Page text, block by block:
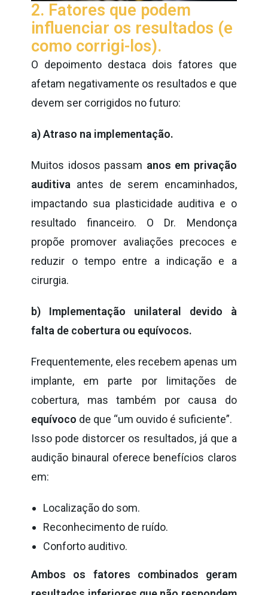
2. Fatores que podem
influenciar os resultados (e
como corrigi-los).
O depoimento destaca dois fatores que
afetam negativamente os resultados e que
devem ser corrigidos no futuro:
a) Atraso na implementação.
Muitos idosos passam anos em privação
auditiva antes de serem encaminhados,
impactando sua plasticidade auditiva e o
resultado financeiro. O Dr. Mendonça
propõe promover avaliações precoces e
reduzir o tempo entre a indicação e a
cirurgia.
b) Implementação unilateral devido à
falta de cobertura ou equívocos.
Frequentemente, eles recebem apenas um
implante, em parte por limitações de
cobertura, mas também por causa do
equívoco de que “um ouvido é suficiente”.
Isso pode distorcer os resultados, já que a
audição binaural oferece benefícios claros
em:
Localização do som.
Reconhecimento de ruído.
Conforto auditivo.
Ambos os fatores combinados geram